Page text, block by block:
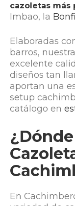
cazoletas más
Imbao, la
Elaboradas
barros,
excelente
diseños tan
aportan una
setup
catálogo en
En